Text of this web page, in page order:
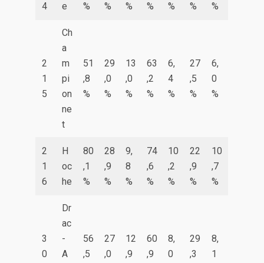
4
e
%
%
%
%
%
%
%
2
1
5
Ch
a
m
pi
on
ne
t
51
,8
%
29
,0
%
13
,0
%
63
,2
%
6,
4
%
27
,5
%
6,
0
%
2
1
6
H
oc
he
80
,1
%
28
,9
%
9,
8
%
74
,6
%
10
,2
%
22
,9
%
10
,7
%
3
0
Dr
ac
-
A
56
,5
27
,0
12
,9
60
,9
8,
0
29
,3
8,
1